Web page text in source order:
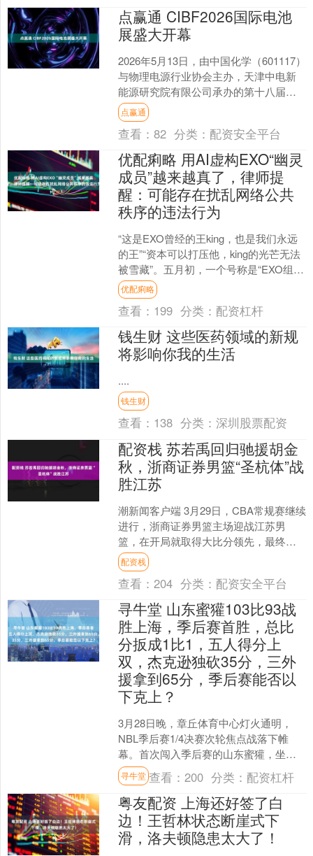
点赢通 CIBF2026国际电池
展盛大开幕
2026年5月13日，由中国化学（601117）
与物理电源行业协会主办，天津中电新
能源研究院有限公司承办的第十八届深
圳国际电池技术交流会/展览会
(CIBF202....
点赢通
查看：82 分类： 配资安全平台
优配痢略 用AI虚构EXO“幽灵
成员”越来越真了，律师提
醒：可能存在扰乱网络公共
秩序的违法行为
“这是EXO曾经的王king，也是我们永远
的王”“资本可以打压他，king的光芒无法
被雪藏”。五月初，一个号称是“EXO组合
的隐藏成员king”的“人”在互联网....
优配痢略
查看： 199 分类： 配资杠杆
钱生财 这些医药领域的新规
将影响你我的生活
....
钱生财
查看： 138 分类：深圳股票配资
配资栈 苏若禹回归驰援胡金
秋，浙商证券男篮“圣杭体”战
胜江苏
潮新闻客户端 3月29日，CBA常规赛继续
进行，浙商证券男篮主场迎战江苏男
篮，在开局就取得大比分领先，最终轻
松以91-53战胜对手，取得七连胜。浙江
广厦男篮昔日....
配资栈
查看：204 分类： 配资安全平台
寻牛堂 山东蜜獾103比93战
胜上海，季后赛首胜，总比
分扳成1比1，五人得分上
双，杰克逊独砍35分，三外
援拿到65分，季后赛能否以
下克上？
3月28日晚，章丘体育中心灯火通明，
NBL季后赛1/4决赛次轮焦点战落下帷
幕。首次闯入季后赛的山东蜜獾，坐镇
主场以103-93力克上海玄鸟，将系列赛
大比分从0-....
寻牛堂 查看：200 分类： 配资杠杆
粤友配资 上海还好签了白
边！王哲林状态断崖式下
滑，洛夫顿隐患太大了！